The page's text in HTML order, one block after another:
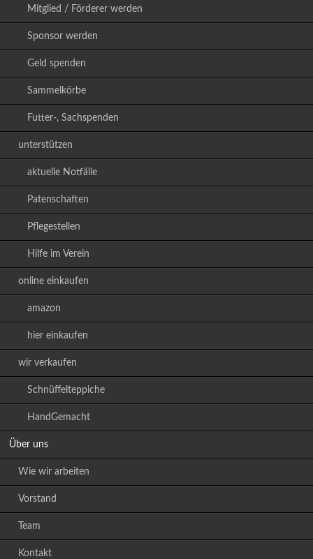
Mitglied / Förderer werden
Sponsor werden
Geld spenden
Sammelkörbe
Futter-, Sachspenden
unterstützen
aktuelle Notfälle
Patenschaften
Pflegestellen
Hilfe im Verein
online einkaufen
amazon
hier einkaufen
wir verkaufen
Schnüffelteppiche
HandGemacht
Über uns
Wie wir arbeiten
Vorstand
Team
Kontakt